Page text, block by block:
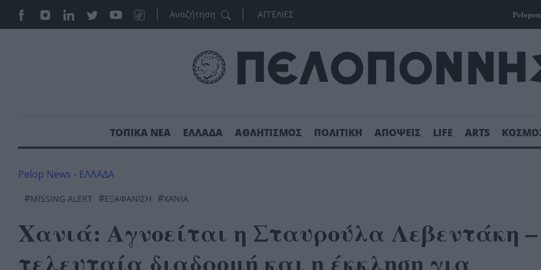
ΑΓΓΕΛΙΕΣ
ΤΟΠΙΚΑ ΝΕΑ ΕΛΛΑΔΑ ΑΘΛΗΤΙΣΜΟΣ ΠΟΛΙΤΙΚΗ ΑΠΟΨΕΙΣ LIFE ARTS
Pelop News - ΕΛΛΑΔΑ
#MISSING ALERT #ΕΞΑΦΆΝΙΣΗ #ΧΑΝΙΑ
Χανιά: Αγνοείται η Σταυρούλα Λεβεντάκη
τελευταία διαδρομή και η έκκληση για